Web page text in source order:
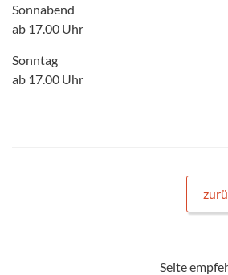
Sonnabend
ab 17.00 Uhr
Sonntag
ab 17.00 Uhr
Seite